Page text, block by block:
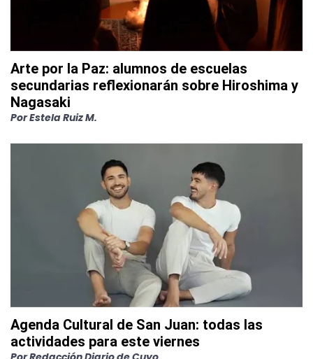
Arte por la Paz: alumnos de escuelas
secundarias reflexionarán sobre Hiroshima y
Nagasaki
PorEstela Ruiz M.
Agenda Cultural de San Juan: todas las
actividades para este viernes